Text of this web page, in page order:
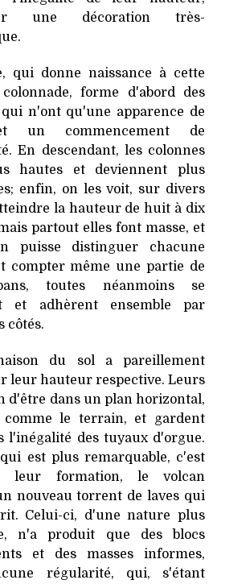
une décoration très-
qui donne naissance à cette
forme d'abord des
n'ont qu'une apparence de
un commencement de
En descendant, les colonnes
hautes et deviennent plus
enfin, on les voit, sur divers
la hauteur de huit à dix
partout elles font masse, et
puisse distinguer chacune
compter même une partie de
toutes néanmoins se
et adhèrent ensemble par
côtés.
du sol a pareillement
leur hauteur respective. Leurs
d'être dans un plan horizontal,
comme le terrain, et gardent
l'inégalité des tuyaux d'orgue.
est plus remarquable, c'est
leur formation, le volcan
nouveau torrent de laves qui
Celui-ci, d'une nature plus
n'a produit que des blocs
et des masses informes,
régularité, qui, s'étant